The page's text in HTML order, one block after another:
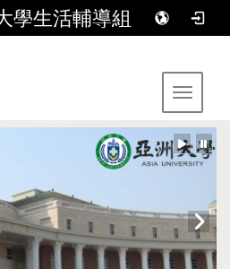
學生活輔導組
Toggle